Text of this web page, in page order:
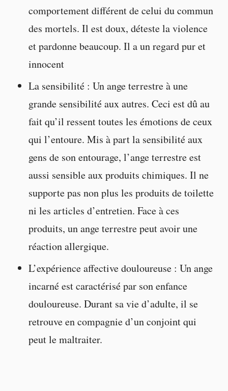
comportement différent de celui du commun
des mortels. Il est doux, déteste la violence
et pardonne beaucoup. Il a un regard pur et
innocent
La sensibilité : Un ange terrestre à une
grande sensibilité aux autres. Ceci est dû au
fait qu’il ressent toutes les émotions de ceux
qui l’entoure. Mis à part la sensibilité aux
gens de son entourage, l’ange terrestre est
aussi sensible aux produits chimiques. Il ne
supporte pas non plus les produits de toilette
ni les articles d’entretien. Face à ces
produits, un ange terrestre peut avoir une
réaction allergique.
L’expérience affective douloureuse : Un ange
incarné est caractérisé par son enfance
douloureuse. Durant sa vie d’adulte, il se
retrouve en compagnie d’un conjoint qui
peut le maltraiter.